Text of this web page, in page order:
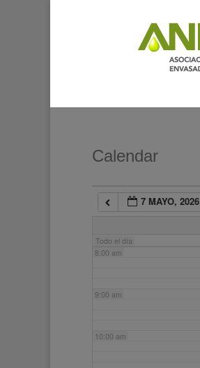
Calendar
7 MAYO, 2026
Todo el día
7:00 am
8:00 am
9:00 am
10:00 am